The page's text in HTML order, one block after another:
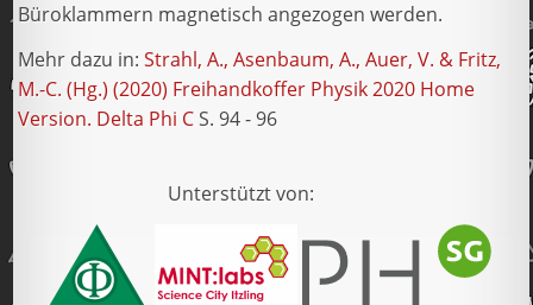
Büroklammern magnetisch angezogen werden.
Mehr dazu in:Strahl, A., Asenbaum, A., Auer, V. & Fritz,
M.-C. (Hg.) (2020) Freihandkoffer Physik 2020 Home
Version. Delta Phi CS. 94 - 96
Unterstützt von: